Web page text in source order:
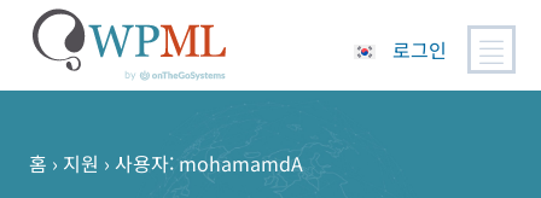
로그인
홈 › 지원 › 사용자: mohamamdA